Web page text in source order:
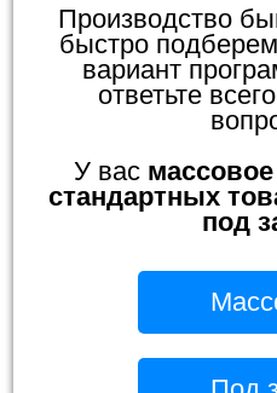
Производство
быстро
вариант
ответьте
У вас
стандартных
под